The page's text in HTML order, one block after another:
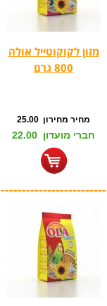
מזון לקוקוטייל אולה
800 גרם
מחיר מחירון 25.00
חברי מועדון 22.00
-------------------------